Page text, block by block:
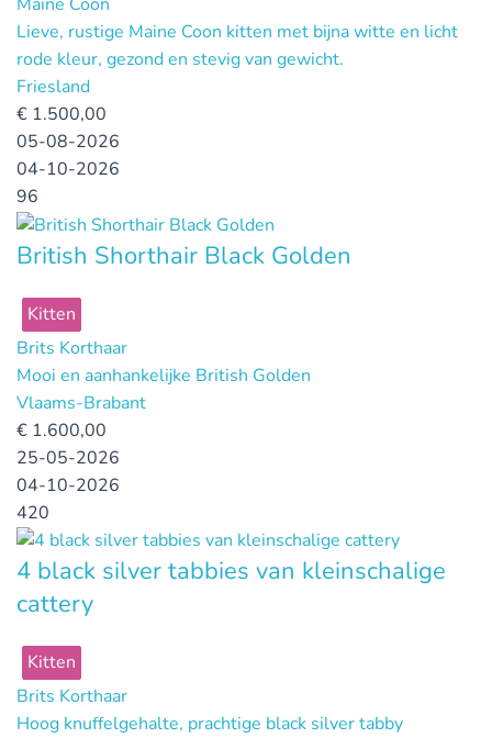
Lieve, rustige Maine Coon kitten met bijna witte en licht
rode kleur, gezond en stevig van gewicht.
Friesland
€ 1.500,00
05-08-2026
04-10-2026
96
British Shorthair Black Golden
Kitten
Brits Korthaar
Mooi en aanhankelijke British Golden
Vlaams-Brabant
€ 1.600,00
25-05-2026
04-10-2026
420
4 black silver tabbies van kleinschalige
cattery
Kitten
Brits Korthaar
Hoog knuffelgehalte, prachtige black silver tabby